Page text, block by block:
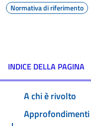
Normativa di riferimento
INDICE DELLA PAGINA
A chi è rivolto
Approfondimenti